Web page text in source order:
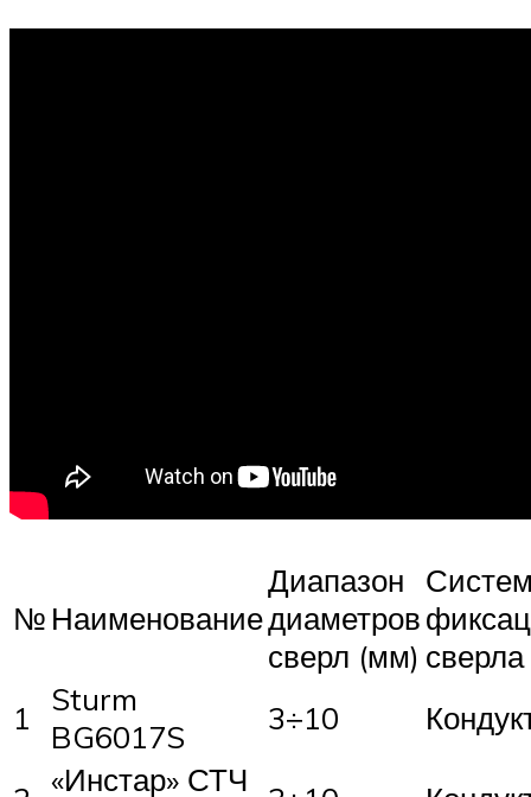
№ Наименование
Диапазон
диаметров
сверл (мм) сверла
1
Sturm
BG6017S
3÷10
«Инстар» СТЧ